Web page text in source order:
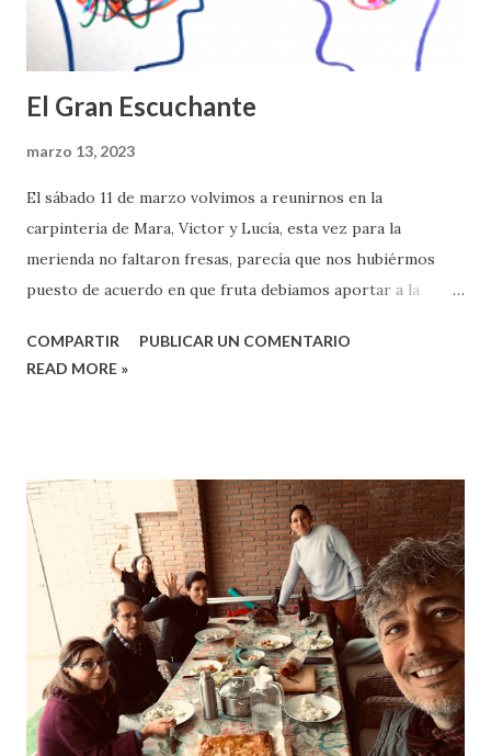
medio de nuestras charlas amistosas, las ...
El Gran Escuchante
marzo 13, 2023
El sábado 11 de marzo volvimos a reunirnos en la
carpinteria de Mara, Victor y Lucía, esta vez para la
merienda no faltaron fresas, parecía que nos hubiérmos
puesto de acuerdo en que fruta debiamos aportar a la
como "el gran escuchante". La Biblia está llena de referencia
acerca de lo que Dios le está mostrando o algo que sea un
motivo de oración. Sin embargo tanto el que comparte
como el que escucha tratariamos de hacer el siguiente
ejercicio: - El que comparte trataría de escuchar desde
donde está compartiendo: si lo hace desde un lugar más
mental desconectado de sus emociones y necesidades o con
cierta conexión. No se trataba de juzgarnos, tan solo de
que intentáramos compartir desde un lugar más profund...
COMPARTIR
PUBLICAR UN COMENTARIO
READ MORE »